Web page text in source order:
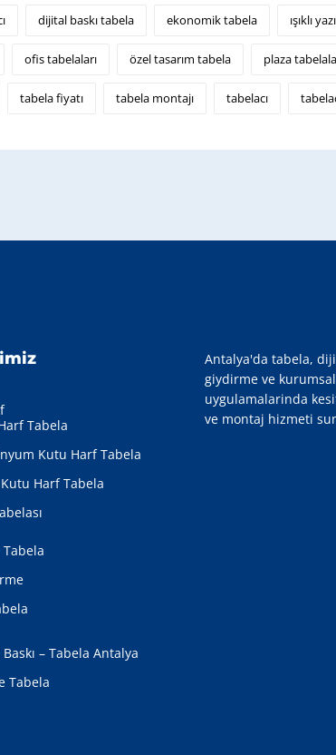
dijital baskı tabela ekonomik tabela ışıklı
ofis tabelaları özel tasarım tabela plaza
tabela fiyatı tabela montajı tabelacı
Tabela
Kutu Harf Tabela
Harf Tabela
– Tabela Antalya
Tabela
Antalya'da tabela,
giydirme ve
uygulamalarinda
ve montaj hizmeti